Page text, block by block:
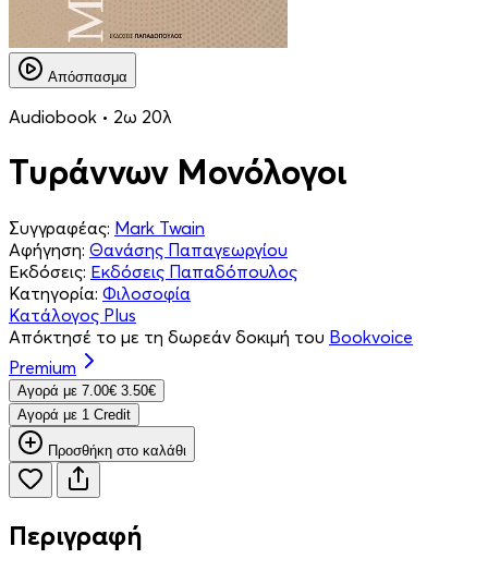
Απόσπασμα
Audiobook • 2ω 20λ
Τυράννων Μονόλογοι
Συγγραφέας: Mark Twain
Αφήγηση: Θανάσης Παπαγεωργίου
Εκδόσεις: Εκδόσεις Παπαδόπουλος
Κατηγορία: Φιλοσοφία
Κατάλογος Plus
Απόκτησέ το με τη δωρεάν δοκιμή του Bookvoice
Premium
Aγορά με 7.00€ 3.50€
Aγορά με 1 Credit
Προσθήκη στο καλάθι
Περιγραφή